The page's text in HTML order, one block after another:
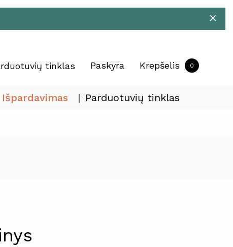
tinklas Paskyra Krepšelis 0
Išpardavimas Parduotuvių tinklas